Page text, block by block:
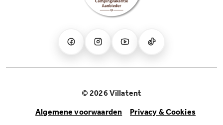
© 2026 Villatent
Algemene voorwaarden
Privacy & Cookies